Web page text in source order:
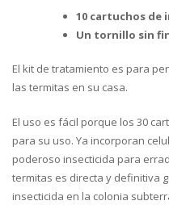
10 cartuchos de
Un tornillo sin
El kit de tratamiento es para
las termitas en su casa.
El uso es fácil porque los 30
para su uso. Ya incorporan
poderoso insecticida para
termitas es directa y definitiva
insecticida en la colonia